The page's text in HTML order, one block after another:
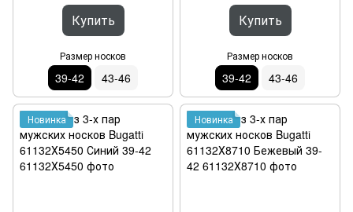
Купить
Размер носков
39-42 43-46
Купить
Размер носков
39-42 43-46
Новинка Новинка